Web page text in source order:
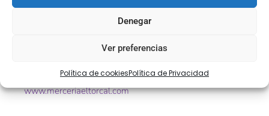
Denegar
Ver preferencias
Política de cookiesPolítica de Privacidad
Tamaño. 20 mm aprox
www.merceriaeltorcal.com